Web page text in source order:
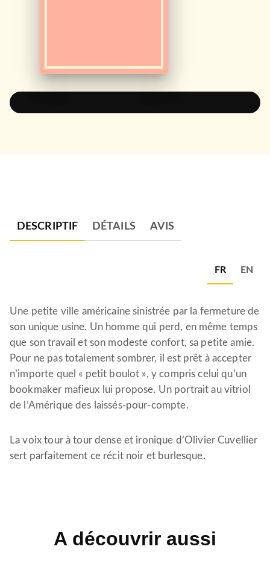
DESCRIPTIF DÉTAILS AVIS
FR EN
Une petite ville américaine sinistrée par la fermeture de
son unique usine. Un homme qui perd, en même temps
que son travail et son modeste confort, sa petite amie.
Pour ne pas totalement sombrer, il est prêt à accepter
n’importe quel « petit boulot », y compris celui qu’un
bookmaker mafieux lui propose. Un portrait au vitriol
de l’Amérique des laissés-pour-compte.
La voix tour à tour dense et ironique d’Olivier Cuvellier
sert parfaitement ce récit noir et burlesque.
A découvrir aussi